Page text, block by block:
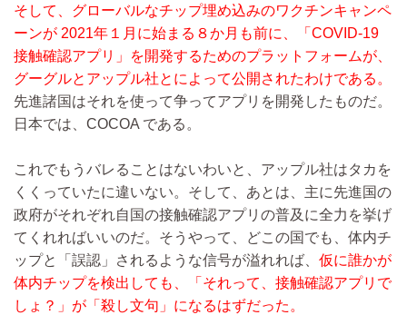
そして、グローバルなチップ埋め込みのワクチンキャンペ
ーンが 2021年１月に始まる８か月も前に、「COVID-19
接触確認アプリ」を開発するためのプラットフォームが、
グーグルとアップル社とによって公開されたわけである。
先進諸国はそれを使って争ってアプリを開発したものだ。
日本では、COCOA である。
これでもうバレることはないわいと、アップル社はタカを
くくっていたに違いない。そして、あとは、主に先進国の
政府がそれぞれ自国の接触確認アプリの普及に全力を挙げ
てくれればいいのだ。そうやって、どこの国でも、体内チ
ップと「誤認」されるような信号が溢れれば、 仮に誰かが
体内チップを検出しても、「それって、接触確認アプリで
しょ？」が「殺し文句」になるはずだった。